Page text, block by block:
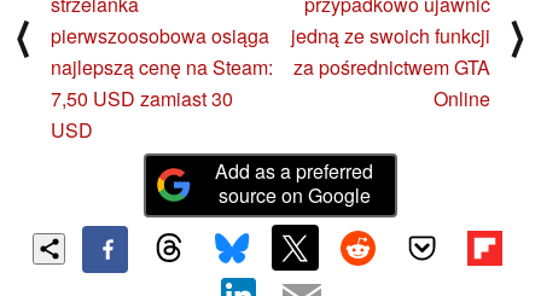
⟨
pierwszoosobowa osiąga
najlepszą cenę na Steam:
7,50 USD zamiast 30
USD
jedną ze swoich funkcji
za pośrednictwem GTA
Online
⟩
Add as a preferred
source on Google